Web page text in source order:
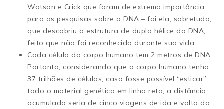
Watson e Crick que foram de extrema importância
para as pesquisas sobre o DNA – foi ela, sobretudo,
que descobriu a estrutura de dupla hélice do DNA,
feito que não foi reconhecido durante sua vida.
Cada célula do corpo humano tem 2 metros de DNA.
Portanto, considerando que o corpo humano tenha
37 trilhões de células, caso fosse possível “esticar”
todo o material genético em linha reta, a distância
acumulada seria de cinco viagens de ida e volta da